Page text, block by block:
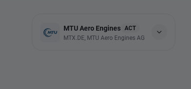
MTU Aero Engines ACT
MTX.DE, MTU Aero Engines AG